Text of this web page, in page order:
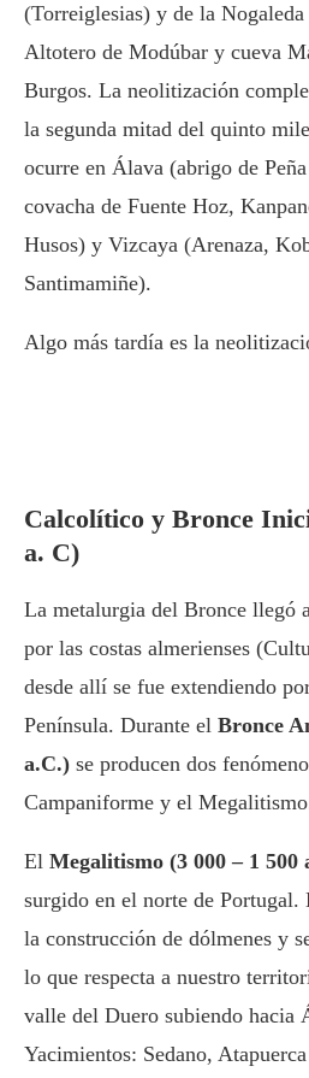
(Torreiglesias) y de la
Altotero de Modúbar y cueva
Burgos. La neolitización
la segunda mitad del quinto
ocurre en Álava (abrigo de
covacha de Fuente Hoz,
Husos) y Vizcaya (Arenaza,
Santimamiñe).
Algo más tardía es la
Calcolítico y Bronce
a. C)
La metalurgia del Bronce llegó
por las costas almerienses
desde allí se fue extendiendo
Península. Durante el Bronce
a.C.) se producen dos
Campaniforme y el
El Megalitismo (3 000 – 1 500
surgido en el norte de Portugal.
la construcción de dólmenes y
lo que respecta a nuestro
valle del Duero subiendo hacia
Yacimientos: Sedano,